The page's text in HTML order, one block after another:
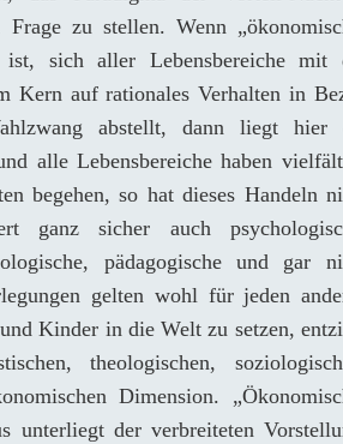
zu stellen. Wenn
ist, sich aller Lebensbereiche mit
Kern auf rationales Verhalten in
abstellt, dann liegt hier
alle Lebensbereiche haben
begehen, so hat dieses Handeln
ganz sicher auch
pädagogische und gar
gelten wohl für jeden
Kinder in die Welt zu setzen,
theologischen,
Dimension.
unterliegt der verbreiteten